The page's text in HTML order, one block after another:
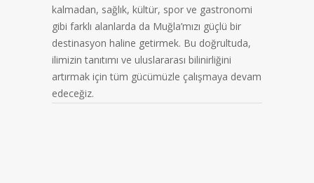
kalmadan, sağlık, kültür, spor ve gastronomi
gibi farklı alanlarda da Muğla’mızı güçlü bir
destinasyon haline getirmek. Bu doğrultuda,
ilimizin tanıtımı ve uluslararası bilinirliğini
artırmak için tüm gücümüzle çalışmaya devam
edeceğiz.